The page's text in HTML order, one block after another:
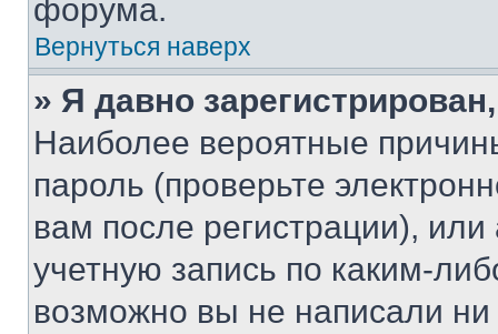
форума.
Вернуться наверх
» Я давно
Наиболее вероятные
пароль (проверьте
вам после регистрации),
учетную запись по каким-
возможно вы не написали